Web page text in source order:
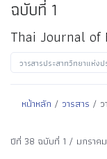
ฉบับที่ 1
Thai Journal of
วารสารประสาทวิทยาแห่ง
หน้าหลัก / วารสาร / ว
ปีที่ 38 ฉบับที่ 1 / มกราค